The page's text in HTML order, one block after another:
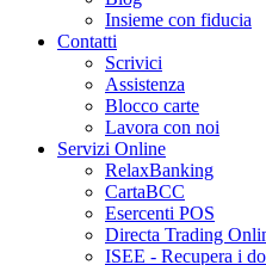
Insieme con fiducia
Contatti
Scrivici
Assistenza
Blocco carte
Lavora con noi
Servizi Online
RelaxBanking
CartaBCC
Esercenti POS
Directa Trading
ISEE - Recupera i